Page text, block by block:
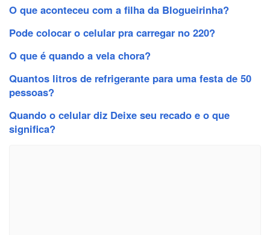
O que aconteceu com a filha da Blogueirinha?
Pode colocar o celular pra carregar no 220?
O que é quando a vela chora?
Quantos litros de refrigerante para uma festa de 50
pessoas?
Quando o celular diz Deixe seu recado e o que
significa?